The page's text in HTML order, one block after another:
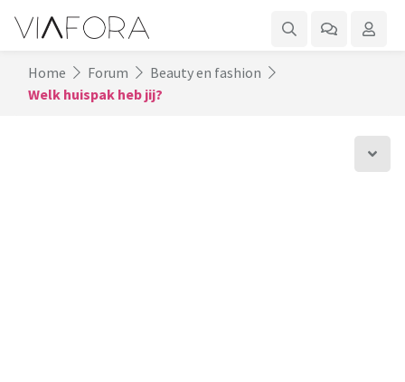
Home Forum
Beauty en fashion
Welk huispak heb jij?